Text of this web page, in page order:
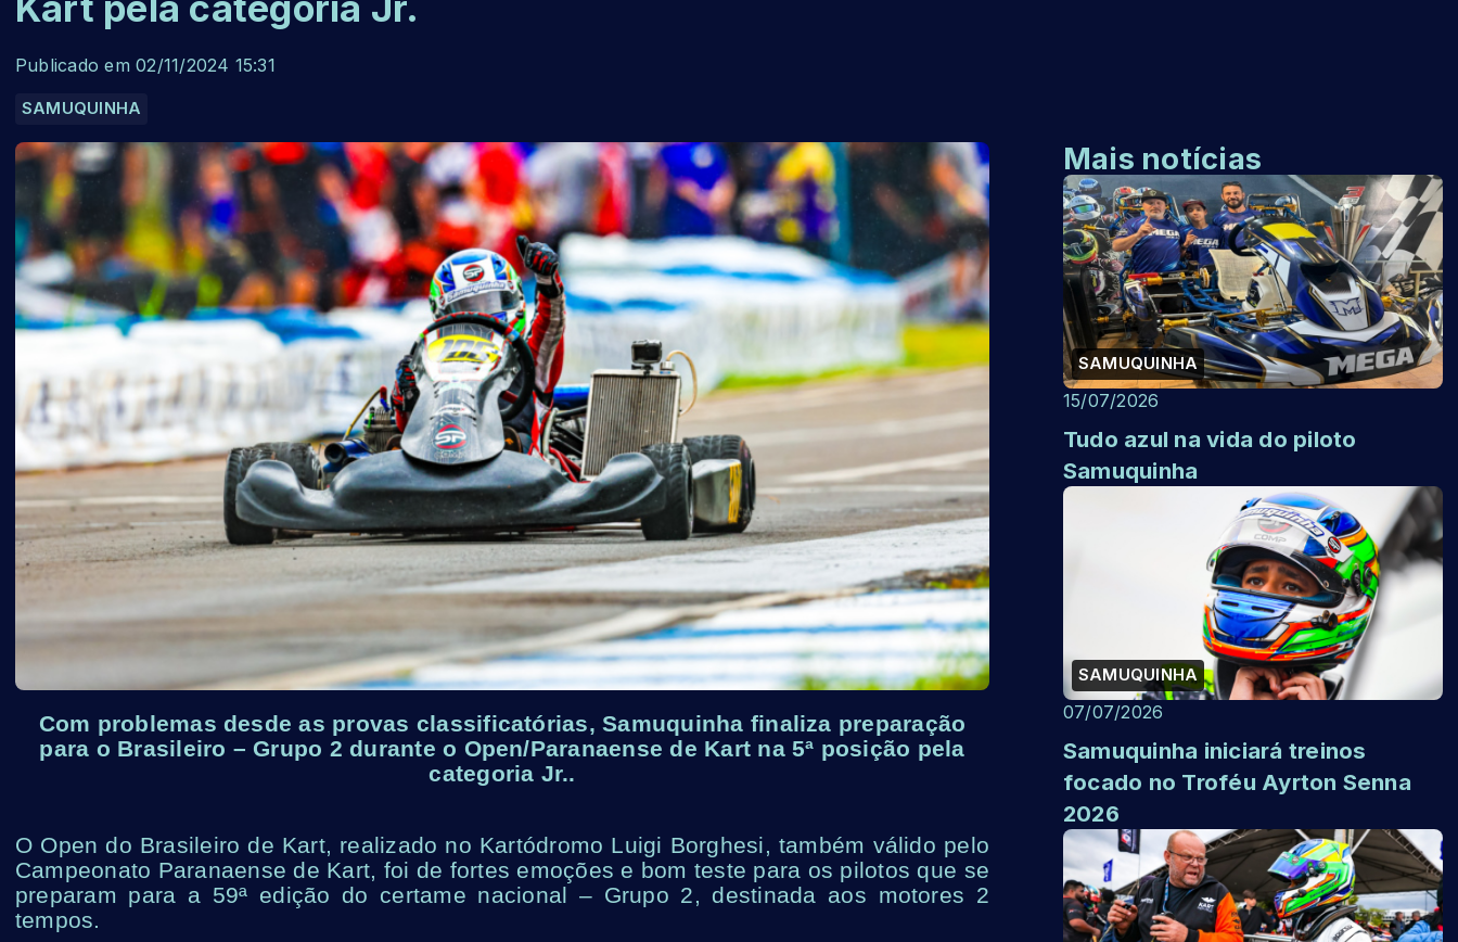
Publicado em 02/11/2024 15:31
SAMUQUINHA
Com problemas desde as provas classificatórias, Samuquinha finaliza preparação
para o Brasileiro – Grupo 2 durante o Open/Paranaense de Kart na 5ª posição pela
categoria Jr..
O Open do Brasileiro de Kart, realizado no Kartódromo Luigi Borghesi, também válido pelo
Campeonato Paranaense de Kart, foi de fortes emoções e bom teste para os pilotos que se
preparam para a 59ª edição do certame nacional – Grupo 2, destinada aos motores 2
tempos.
Mais notícias
SAMUQUINHA
15/07/2026
Tudo azul na vida do piloto
Samuquinha
SAMUQUINHA
07/07/2026
Samuquinha iniciará treinos
focado no Troféu Ayrton Senna
2026